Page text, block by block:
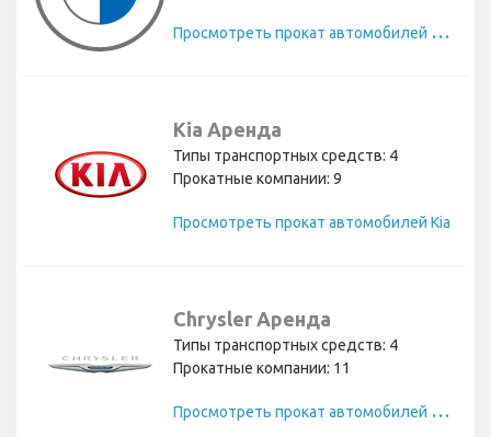
П
росмотреть прокат автомобилей BMW
Kia Аренда
Типы транспортных средств: 4
Прокатные компании: 9
Просмотреть прокат автомобилей Kia
Chrysler Аренда
Типы транспортных средств: 4
Прокатные компании: 11
П
росмотреть прокат автомобилей Chrysler